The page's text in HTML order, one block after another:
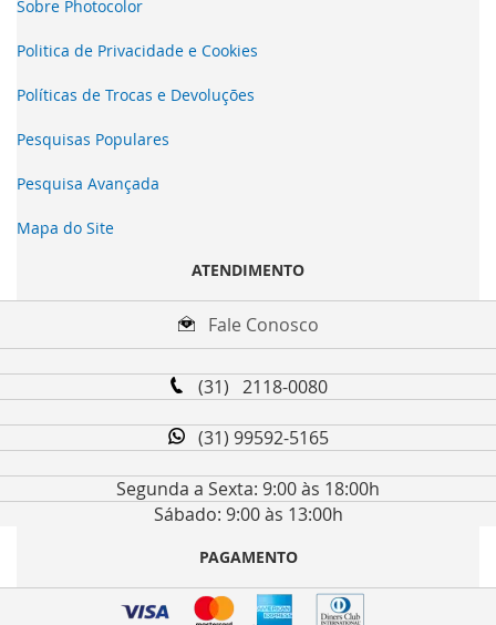
Sobre Photocolor
Politica de Privacidade e Cookies
Políticas de Trocas e Devoluções
Pesquisas Populares
Pesquisa Avançada
Mapa do Site
ATENDIMENTO
Fale Conosco
(31) 2118-0080
(31) 99592-5165
Segunda a Sexta: 9:00 às 18:00h
Sábado: 9:00 às 13:00h
PAGAMENTO